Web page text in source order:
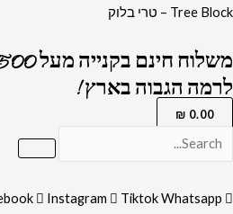
דילוג
Tree Block – טרי בלוק
לרמה הגבוה בארץ !
0.00
₪
Instagram TiktokWhatsapp
כמות
3001
-
ציור
השלישי